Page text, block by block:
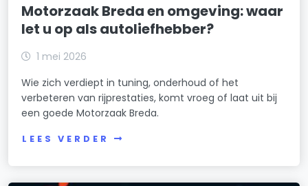
Motorzaak Breda en omgeving: waar
let u op als autoliefhebber?
1 mei 2026
Wie zich verdiept in tuning, onderhoud of het
verbeteren van rijprestaties, komt vroeg of laat uit bij
een goede Motorzaak Breda.
LEES VERDER